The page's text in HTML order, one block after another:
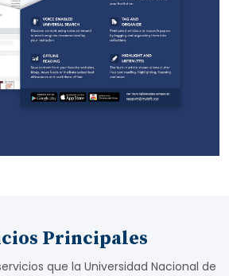
Principales
que la Universidad Nacional de